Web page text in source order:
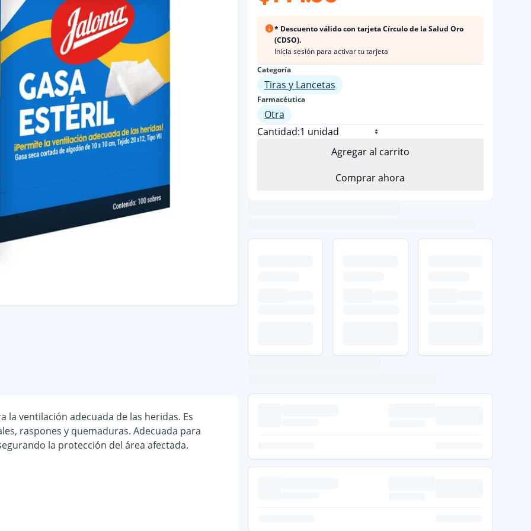
* Descuento válido con tarjeta Círculo de la Salud Oro
(CDSO).
Inicia sesión para activar tu tarjeta
Categoría
Tiras y Lancetas
Farmacéutica
Otra
Cantidad:
Agregar al carrito
Comprar ahora
la ventilación adecuada de las heridas. Es
raspones y quemaduras. Adecuada para
la protección del área afectada.